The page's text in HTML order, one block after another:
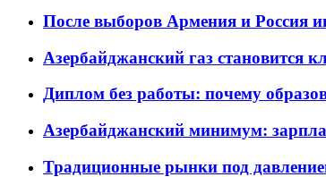
После выборов Армения и Россия
Азербайджанский газ становится
Диплом без работы: почему
Азербайджанский минимум:
Традиционные рынки под